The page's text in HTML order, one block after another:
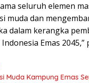
seluruh elemen
muda dan
dalam kerangka
Emas 2045,”
Muda Kampung Emas